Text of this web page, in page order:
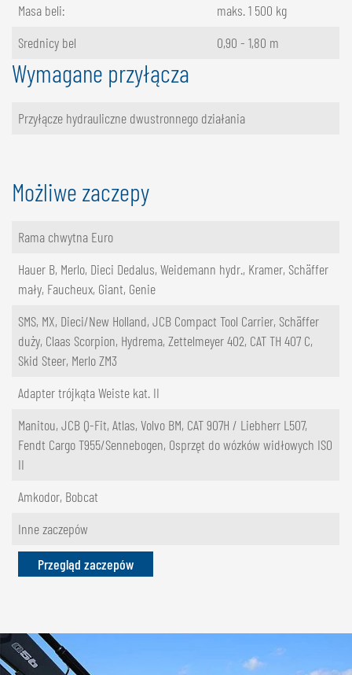
Masa beli:
maks. 1 500 kg
Srednicy bel
0,90 - 1,80 m
Wymagane przyłącza
Przyłącze hydrauliczne dwustronnego działania
Możliwe zaczepy
Rama chwytna Euro
Hauer B, Merlo, Dieci Dedalus, Weidemann hydr., Kramer, Schäffer
mały, Faucheux, Giant, Genie
SMS, MX, Dieci/New Holland, JCB Compact Tool Carrier, Schäffer
duży, Claas Scorpion, Hydrema, Zettelmeyer 402, CAT TH 407 C,
Skid Steer, Merlo ZM3
Adapter trójkąta Weiste kat. II
Manitou, JCB Q-Fit, Atlas, Volvo BM, CAT 907H / Liebherr L507,
Fendt Cargo T955/Sennebogen, Osprzęt do wózków widłowych ISO
II
Amkodor, Bobcat
Inne zaczepów
Przegląd zaczepów